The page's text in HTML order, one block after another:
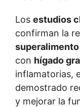
Los estudios
confirman la
superalimento
con hígado
inflamatorias,
demostrado
y mejorar la